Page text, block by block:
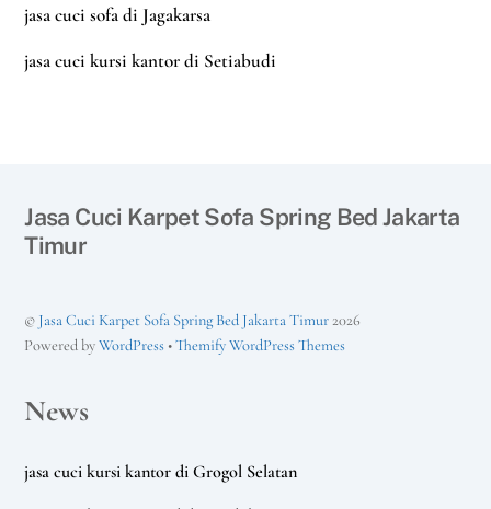
jasa cuci sofa di Jagakarsa
jasa cuci kursi kantor di Setiabudi
Jasa Cuci Karpet Sofa Spring Bed Jakarta
Timur
© Jasa Cuci Karpet Sofa Spring Bed Jakarta Timur2026
Powered byWordPress •Themify WordPress Themes
News
jasa cuci kursi kantor di Grogol Selatan